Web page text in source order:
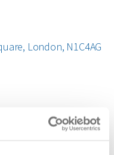
London, N1C4AG